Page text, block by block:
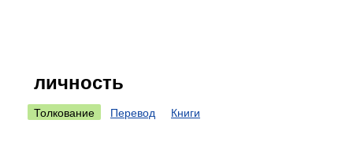
личность
Толкование Перевод Книги